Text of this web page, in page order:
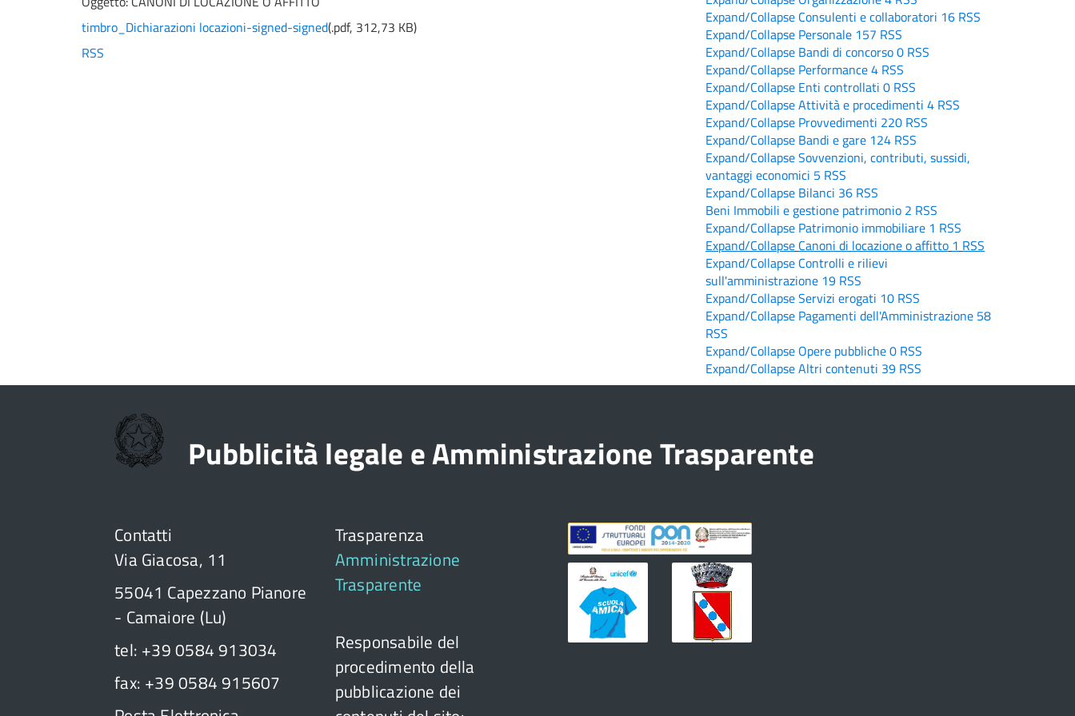
timbro_Dichiarazioni locazioni-signed-signed(.pdf, 312,73 KB)
RSS
Expand/Collapse Consulenti e collaboratori 16 RSS
Expand/Collapse Personale 157 RSS
Expand/Collapse Bandi di concorso0 RSS
Expand/Collapse Performance4 RSS
Expand/Collapse Enti controllati 0 RSS
Expand/CollapseAttività e procedimenti 4 RSS
Expand/Collapse Provvedimenti 220 RSS
Expand/Collapse Bandi e gare 124 RSS
Expand/CollapseSovvenzioni, contributi, sussidi,
vantaggi economici 5 RSS
Expand/Collapse Bilanci 36 RSS
Beni Immobili e gestione patrimonio 2 RSS
Expand/Collapse Patrimonio immobiliare 1 RSS
Expand/Collapse Canoni di locazione o affitto 1 RSS
Expand/Collapse Controlli e rilievi
sull'amministrazione 19 RSS
Expand/CollapseServizi erogati 10 RSS
Expand/Collapse Pagamenti dell'Amministrazione 58
RSS
Expand/Collapse Opere pubbliche0 RSS
Expand/CollapseAltri contenuti 39 RSS
Pubblicità legale e Amministrazione Trasparente
Contatti
Via Giacosa, 11
55041 Capezzano Pianore
- Camaiore (Lu)
tel: +39 0584 913034
fax: +39 0584 915607
Trasparenza
Amministrazione
Trasparente
Responsabile del
procedimento della
pubblicazione dei